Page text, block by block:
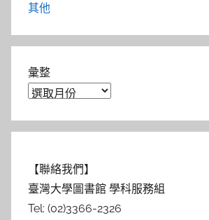
其他
彙整
【聯絡我們】
臺灣大學圖書館 學科服務組
Tel: (02)3366-2326